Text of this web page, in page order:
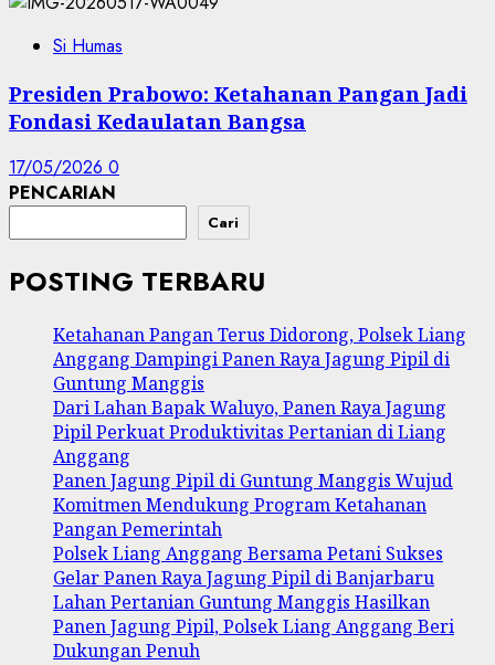
Si Humas
Presiden Prabowo: Ketahanan Pangan Jadi
Fondasi Kedaulatan Bangsa
17/05/2026 0
PENCARIAN
Cari
POSTING TERBARU
Ketahanan Pangan Terus Didorong, Polsek Liang
Anggang Dampingi Panen Raya Jagung Pipil di
Guntung Manggis
Dari Lahan Bapak Waluyo, Panen Raya Jagung
Pipil Perkuat Produktivitas Pertanian di Liang
Anggang
Panen Jagung Pipil di Guntung Manggis Wujud
Komitmen Mendukung Program Ketahanan
Pangan Pemerintah
Polsek Liang Anggang Bersama Petani Sukses
Gelar Panen Raya Jagung Pipil di Banjarbaru
Lahan Pertanian Guntung Manggis Hasilkan
Panen Jagung Pipil, Polsek Liang Anggang Beri
Dukungan Penuh